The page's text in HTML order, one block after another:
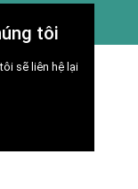
tôi
sẽ liên hệ lại